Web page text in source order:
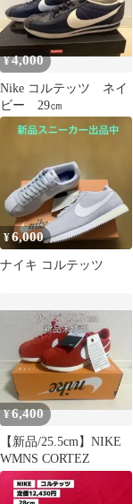
¥4,000
Nike コルテッツ ネイ
ビー 29㎝
¥6,000
ナイキ コルテッツ
¥6,400
【新品/25.5cm】NIKE
WMNS CORTEZ